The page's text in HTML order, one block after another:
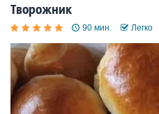
Творожник
90 мин. Легко